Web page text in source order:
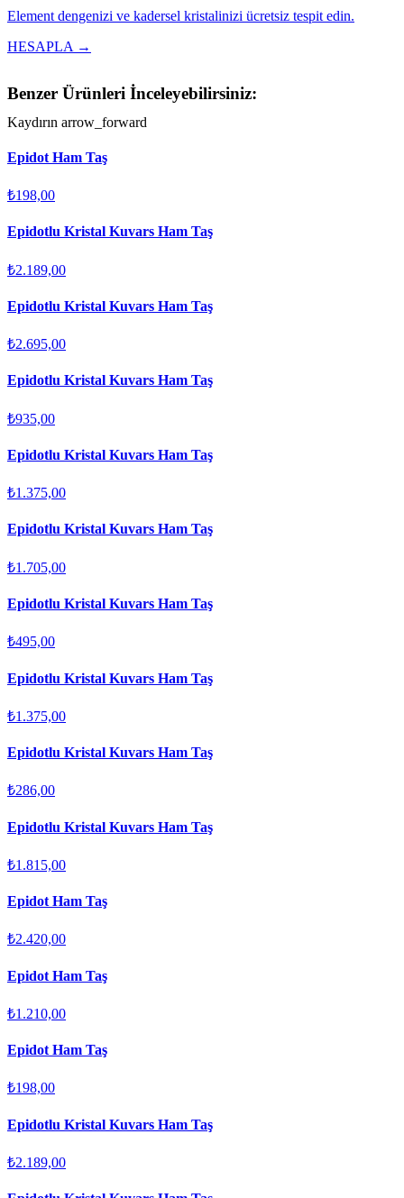
Element dengenizi ve kadersel kristalinizi ücretsiz tespit edin.
HESAPLA →
Benzer Ürünleri İnceleyebilirsiniz:
Kaydırın arrow_forward
Epidot Ham Taş
₺198,00
Epidotlu Kristal Kuvars Ham Taş
₺2.189,00
Epidotlu Kristal Kuvars Ham Taş
₺2.695,00
Epidotlu Kristal Kuvars Ham Taş
₺935,00
Epidotlu Kristal Kuvars Ham Taş
₺1.375,00
Epidotlu Kristal Kuvars Ham Taş
₺1.705,00
Epidotlu Kristal Kuvars Ham Taş
₺495,00
Epidotlu Kristal Kuvars Ham Taş
₺1.375,00
Epidotlu Kristal Kuvars Ham Taş
₺286,00
Epidotlu Kristal Kuvars Ham Taş
₺1.815,00
Epidot Ham Taş
₺2.420,00
Epidot Ham Taş
₺1.210,00
Epidot Ham Taş
₺198,00
Epidotlu Kristal Kuvars Ham Taş
₺2.189,00